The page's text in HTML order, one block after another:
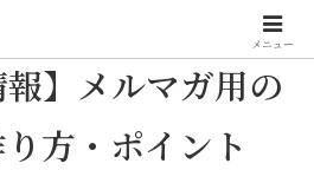
報】メルマガ用の
方・ポイント
メニュー